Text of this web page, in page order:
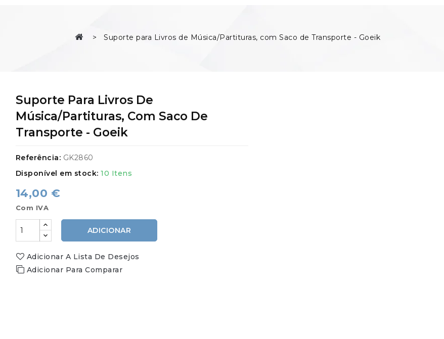
Suporte para Livros de Música/Partituras, com Saco de Transporte - Goeik
Suporte Para Livros De
Música/Partituras, Com Saco De
Transporte - Goeik
Referência: GK2860
Disponível em stock: 10 Itens
14,00 €
Com IVA
ADICIONAR
Adicionar A Lista De Desejos
Adicionar Para Comparar